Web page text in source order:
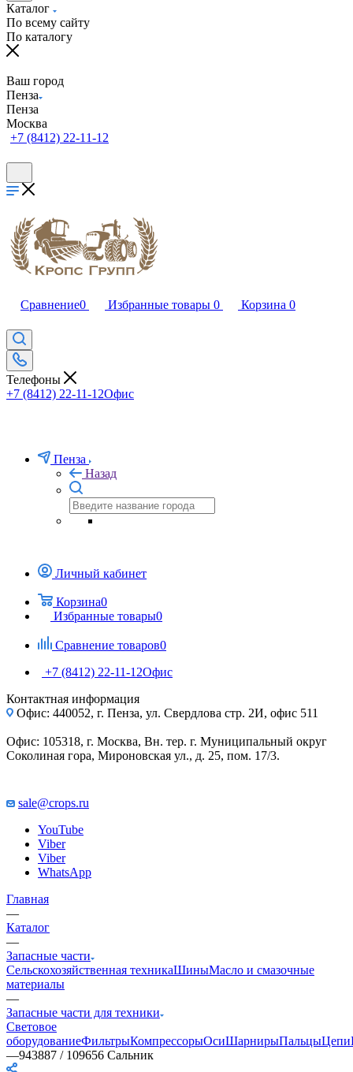
Каталог
По всему сайту
По каталогу
Ваш город
Пенза
Пенза
Москва
+7 (8412) 22-11-12
Сравнение0 Избранные товары 0 Корзина 0
Телефоны
+7 (8412) 22-11-12Офис
Пенза
Назад
Личный кабинет
Корзина0
Избранные товары0
Сравнение товаров0
+7 (8412) 22-11-12Офис
Контактная информация
Офис: 440052, г. Пенза, ул. Свердлова стр. 2И, офис 511
Офис: 105318, г. Москва, Вн. тер. г. Муниципальный округ
Соколиная гора, Мироновская ул., д. 25, пом. 17/3.
sale@crops.ru
YouTube
Viber
Viber
WhatsApp
Главная
—
Каталог
—
Запасные части
Сельскохозяйственная техникаШиныМасло и смазочные
материалы
—
Запасные части для техники
Световое
оборудованиеФильтрыКомпрессорыОсиШарнирыПальцыЦепи
—943887 / 109656 Сальник